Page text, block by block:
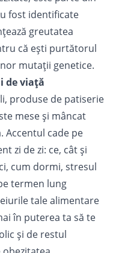
fost identificate
greutatea
că ești purtătorul
mutații genetice.
de viață
produse de patiserie
mese și mâncat
Accentul cade pe
zi de zi: ce, cât și
cum dormi, stresul
termen lung
tale alimentare
în puterea ta să te
și de restul